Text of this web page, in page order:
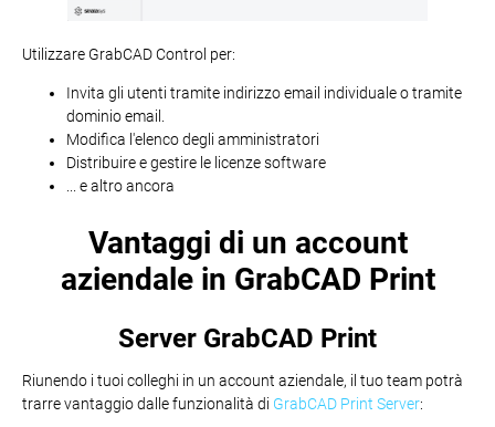
Utilizzare GrabCAD Control per:
Invita gli utenti tramite indirizzo email individuale o tramite
dominio email.
Modifica l'elenco degli amministratori
Distribuire e gestire le licenze software
... e altro ancora
Vantaggi di un account
aziendale in GrabCAD Print
Server GrabCAD Print
Riunendo i tuoi colleghi in un account aziendale, il tuo team potrà
trarre vantaggio dalle funzionalità di GrabCAD Print Server: